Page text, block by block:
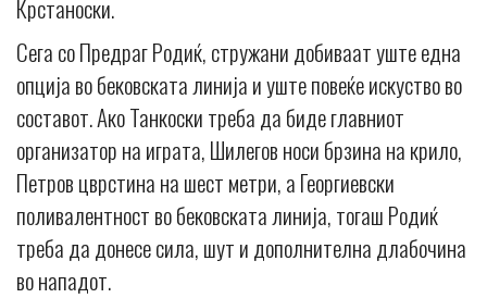
Крстаноски.
Сега со Предраг Родиќ, стружани добиваат уште една
опција во бековската линија и уште повеќе искуство во
составот. Ако Танкоски треба да биде главниот
организатор на играта, Шилегов носи брзина на крило,
Петров цврстина на шест метри, а Георгиевски
поливалентност во бековската линија, тогаш Родиќ
треба да донесе сила, шут и дополнителна длабочина
во нападот.